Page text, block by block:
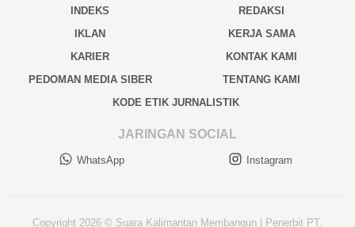
INDEKS
REDAKSI
IKLAN
KERJA SAMA
KARIER
KONTAK KAMI
PEDOMAN MEDIA SIBER
TENTANG KAMI
KODE ETIK JURNALISTIK
JARINGAN SOCIAL
WhatsApp Instagram
Copyright 2026 © Suara Kalimantan Membangun | Penerbit PT.